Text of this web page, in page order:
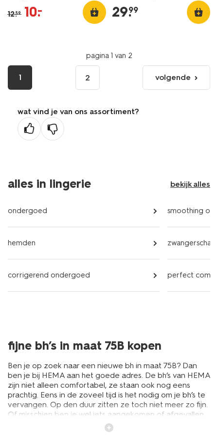
12.59 10.
– 29.
99
pagina 1 van 2
1 2
volgende
pagina
volgende
wat vind je van ons assortiment?
alles in lingerie bekijk alles
ondergoed
hemden
corrigerend ondergoed
smoothing
perfect
fijne bh’s in maat 75B kopen
Ben je op zoek naar een nieuwe bh in maat 75B? Dan
ben je bij HEMA aan het goede adres. De bh’s van HEMA
zijn niet alleen comfortabel, ze staan ook nog eens
prachtig. Eens in de zoveel tijd is het nodig om je bh’s te
vervangen. Op den duur zitten ze toch niet meer zo fijn.
Of misschien ben je wel iets aangekomen of afgevallen.
Dan is een nieuwe bh onmisbaar. Of je nu op zoek bent